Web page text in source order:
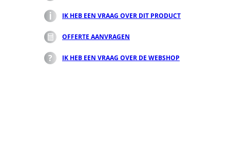
IK HEB EEN VRAAG OVER DIT PRODUCT
OFFERTE AANVRAGEN
IK HEB EEN VRAAG OVER DE WEBSHOP